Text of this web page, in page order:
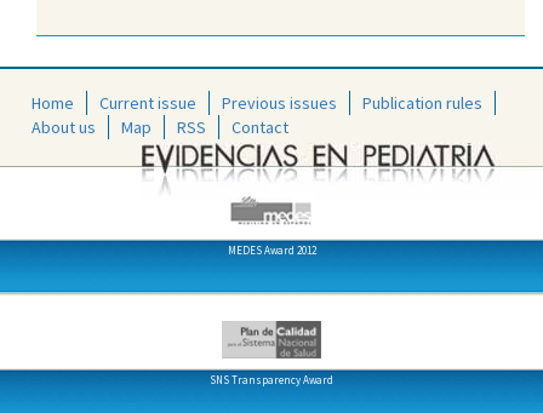
Home Current issue Previous issues
Publication rules
About us
Map RSS Contact
MEDES Award 2012
SNS Transparency Award